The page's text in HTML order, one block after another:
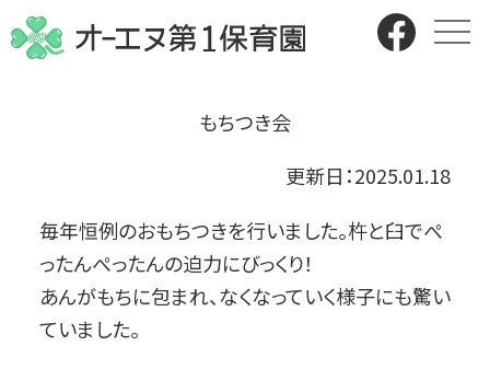
もちつき会
更新日：2025.01.18
毎年恒例のおもちつきを行いました。杵と臼でぺ
ったんぺったんの迫力にびっくり！
あんがもちに包まれ、なくなっていく様子にも驚い
ていました。